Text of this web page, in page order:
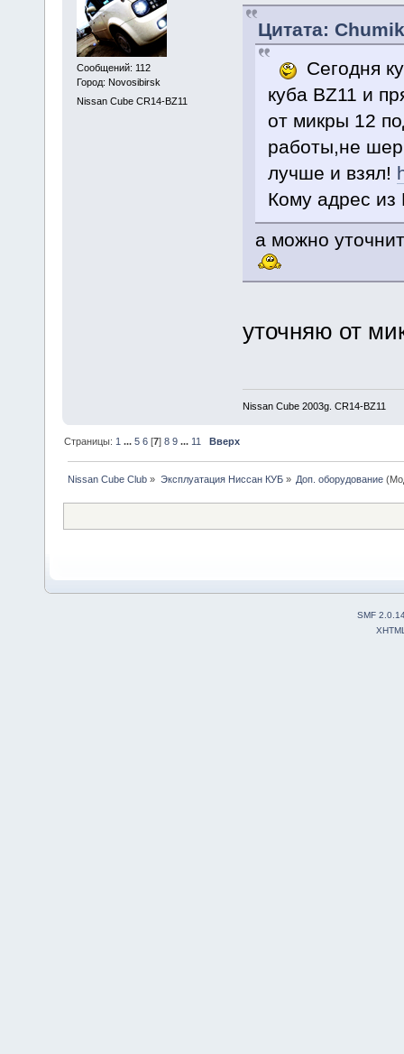
Сообщений: 112
Город: Novosibirsk
Nissan Cube CR14-BZ11
Цитата:
Сегодня
куба BZ11 и
от микры 12
работы,не
лучше и взял!
Кому адрес из
а можно
уточняю от
Nissan Cube 2003g. CR14-BZ11
Страницы: 1 ...5 6 [7]8 9 ... 11 Вверх
Nissan Cube Club » Эксплуатация Ниссан КУБ» Доп. оборудование
SMF